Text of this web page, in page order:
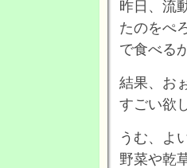
昨日、流
たのをぺ
で食べる
結果、お
すごい欲
うむ、よ
野菜や乾